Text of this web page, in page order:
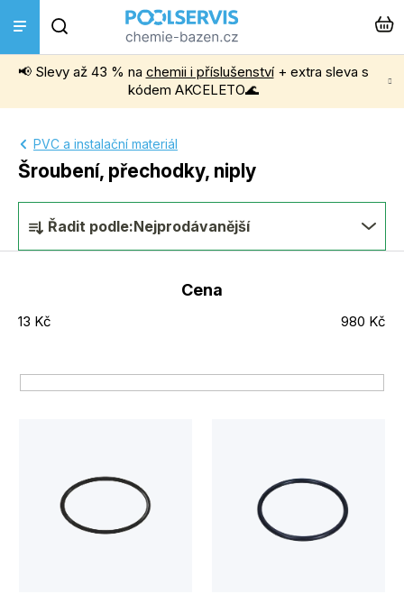
obsah
📢 Slevy až 43 % na chemii i příslušenství+ extra sleva s
kódem AKCELETO🌊
Bazénová chemie
Bazénové vysavače
Filtrace, čerpadla a úprava vody
Vířivky a Sauny
PVC a instalační materiál
Šroubení, přechodky, niply
Ř
a
n
p
Řadit podle:Nejprodávanější
Cena
13 Kč 980 Kč